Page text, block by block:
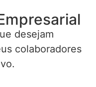
desejam
colaboradores